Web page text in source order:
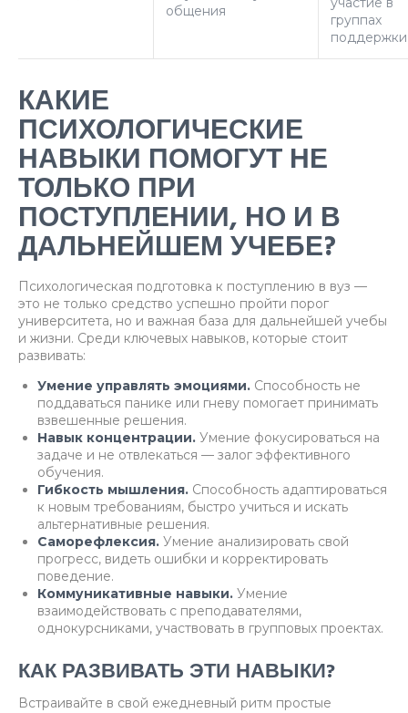
общения
группах
поддержки
КАКИЕ
ПСИХОЛОГИЧЕСКИЕ
НАВЫКИ ПОМОГУТ НЕ
ТОЛЬКО ПРИ
ПОСТУПЛЕНИИ, НО И В
ДАЛЬНЕЙШЕМ УЧЕБЕ?
Психологическая подготовка к поступлению в вуз —
это не только средство успешно пройти порог
университета, но и важная база для дальнейшей учебы
и жизни. Среди ключевых навыков, которые стоит
развивать:
Умение управлять эмоциями. Способность не
поддаваться панике или гневу помогает принимать
взвешенные решения.
Навык концентрации. Умение фокусироваться на
задаче и не отвлекаться — залог эффективного
обучения.
Гибкость мышления. Способность адаптироваться
к новым требованиям, быстро учиться и искать
альтернативные решения.
Саморефлексия. Умение анализировать свой
прогресс, видеть ошибки и корректировать
поведение.
Коммуникативные навыки. Умение
взаимодействовать с преподавателями,
однокурсниками, участвовать в групповых проектах.
КАК РАЗВИВАТЬ ЭТИ НАВЫКИ?
Встраивайте в свой ежедневный ритм простые